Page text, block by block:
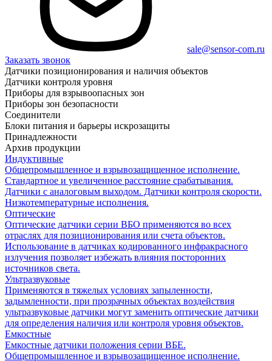
sale@sensor-com.ru
Заказать звонок
Датчики позиционирования и наличия объектов
Датчики контроля уровня
Приборы для взрывоопасных зон
Приборы зон безопасности
Соединители
Блоки питания и барьеры искрозащиты
Принадлежности
Архив продукции
Индуктивные
Общепромышленное и взрывозащищенное исполнение.
Стандартное и увеличенное расстояние срабатывания.
Датчики с аналоговым выходом. Датчики контроля скорости.
Низкотемпературные исполнения.
Оптические
Оптические датчики серии ВБО применяются во всех
отраслях для позиционирования или счета объектов.
Использование в датчиках кодированного инфракрасного
излучения позволяет избежать влияния посторонних
источников света.
Ультразвуковые
Применяются в тяжелых условиях запыленности,
задымленности, при прозрачных объектах воздействия
ультразвуковые датчики могут заменить оптические датчики
для определения наличия или контроля уровня объектов.
Емкостные
Емкостные датчики положения серии ВБЕ.
Общепромышленное и взрывозащищенное исполнение.